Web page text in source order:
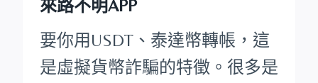
來路不明APP
要你用USDT、泰達幣轉帳，這
是虛擬貨幣詐騙的特徵。很多是